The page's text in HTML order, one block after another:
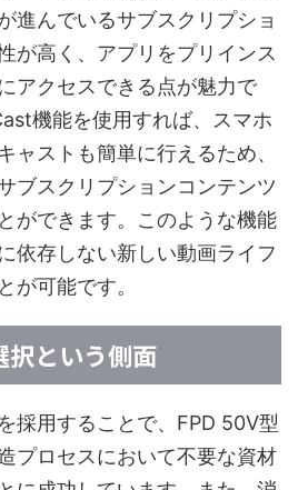
進んでいるサブスクリプショ
が高く、アプリをプリインス
アクセスできる点が魅力で
機能を使用すれば、スマホ
ャストも簡単に行えるため、
ブスクリプションコンテンツ
ができます。このような機能
依存しない新しい動画ライフ
が可能です。
択という側面
採用することで、FPD 50V型
プロセスにおいて不要な資材